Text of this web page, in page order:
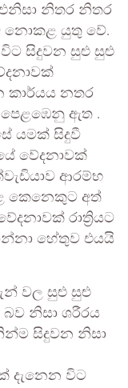
නිතර නිතර
නොකළ යුතු වේ.
විට සිදුවන සුළු සුළු
කාර්යය නතර
ඇත .
යමක් සිදුවී
වේදනාවක්
ආරම්භ
කෙනෙකුට අත්
රාත්‍රියට
හේතුව එයයි
වල සුළු සුළු
බව නිසා ශරීරය
සිදුවන නිසා
දැනෙන විට